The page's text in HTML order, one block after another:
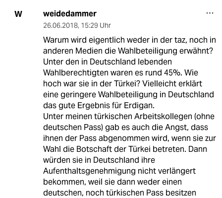
W weidedammer
26.06.2018, 15:29 Uhr
Warum wird eigentlich weder in der taz, noch in
anderen Medien die Wahlbeteiligung erwähnt?
Unter den in Deutschland lebenden
Wahlberechtigten waren es rund 45%. Wie
hoch war sie in der Türkei? Vielleicht erklärt
eine geringere Wahlbeteiligung in Deutschland
das gute Ergebnis für Erdigan.
Unter meinen türkischen Arbeitskollegen (ohne
deutschen Pass) gab es auch die Angst, dass
ihnen der Pass abgenommen wird, wenn sie zur
Wahl die Botschaft der Türkei betreten. Dann
würden sie in Deutschland ihre
Aufenthaltsgenehmigung nicht verlängert
bekommen, weil sie dann weder einen
deutschen, noch türkischen Pass besitzen